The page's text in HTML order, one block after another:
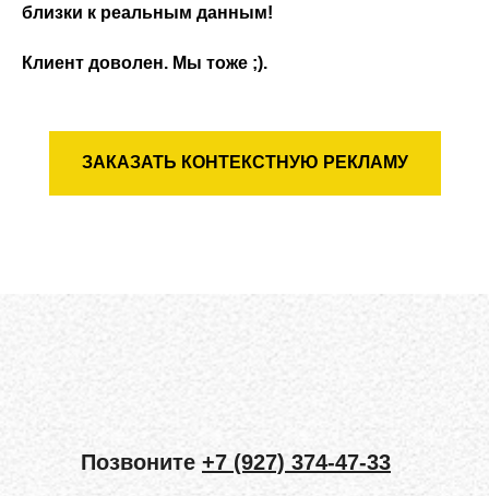
близки к реальным данным!
Клиент доволен. Мы тоже ;).
ЗАКАЗАТЬ КОНТЕКСТНУЮ РЕКЛАМУ
Позвоните +7 (927) 374-47-33